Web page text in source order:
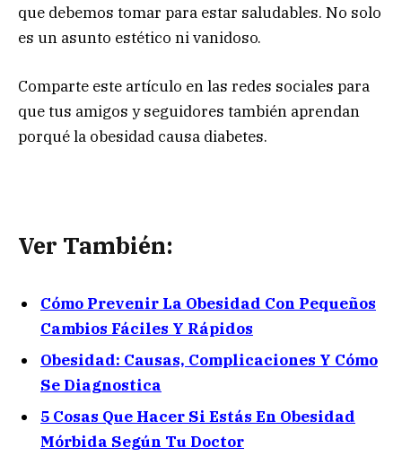
que debemos tomar para estar saludables. No solo
es un asunto estético ni vanidoso.
Comparte este artículo en las redes sociales para
que tus amigos y seguidores también aprendan
porqué la obesidad causa diabetes.
Ver También:
Cómo Prevenir La Obesidad Con Pequeños
Cambios Fáciles Y Rápidos
Obesidad: Causas, Complicaciones Y Cómo
Se Diagnostica
5 Cosas Que Hacer Si Estás En Obesidad
Mórbida Según Tu Doctor